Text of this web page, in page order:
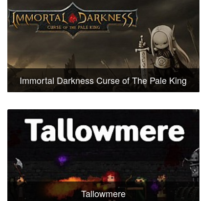
Immortal Darkness Curse of The Pale King
Tallowmere